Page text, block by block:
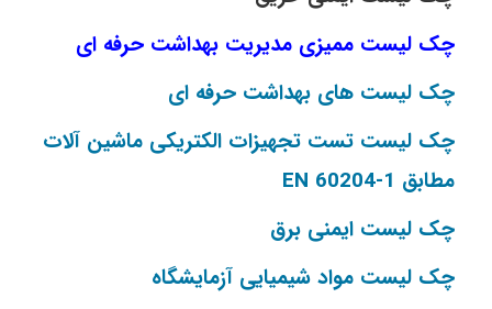
چک لیست ممیزی مدیریت بهداشت حرفه ای
چک لیست های بهداشت حرفه ای
چک لیست تست تجهیزات الکتریکی ماشین آلات
مطابق EN 60204-1
چک لیست ایمنی برق
چک لیست مواد شیمیایی آزمایشگاه